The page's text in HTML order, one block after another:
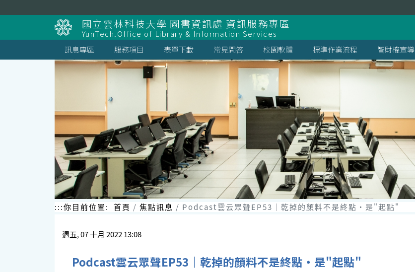
到
主
要
內
容
區
塊
國立雲林科技大學 圖書資訊處 資訊服務專區
YunTech.Office of Library & Information Services
訊息專區
服務項目 表單下載 常見問答 校園軟體 標準作業流程 智財權宣導
:::你目前位置: 首頁 焦點訊息 Podcast雲云眾聲EP53｜乾掉的顏料不是終點‧是"起點"
週五, 07 十月 2022 13:08
Podcast雲云眾聲EP53｜乾掉的顏料不是終點‧是"起點"